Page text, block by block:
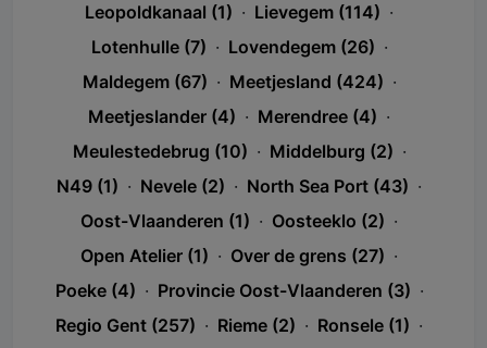
Leopoldkanaal (1) · Lievegem (114) ·
Lotenhulle (7) · Lovendegem (26) ·
Maldegem (67) · Meetjesland (424) ·
Meetjeslander (4) · Merendree (4) ·
Meulestedebrug (10) · Middelburg (2) ·
N49 (1) · Nevele (2) · North Sea Port (43) ·
Oost-Vlaanderen (1) · Oosteeklo (2) ·
Open Atelier (1) · Over de grens (27) ·
Poeke (4) · Provincie Oost-Vlaanderen (3) ·
Regio Gent (257) · Rieme (2) · Ronsele (1) ·